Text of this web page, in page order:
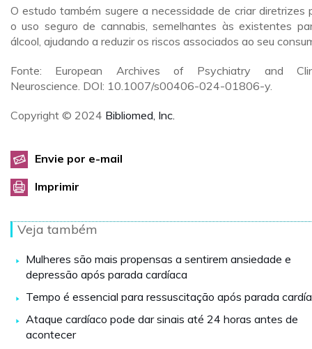
O estudo também sugere a necessidade de criar diretrizes
o uso seguro de cannabis, semelhantes às existentes
álcool, ajudando a reduzir os riscos associados ao seu
Fonte: European Archives of Psychiatry and
Neuroscience. DOI: 10.1007/s00406-024-01806-y.
Copyright © 2024 Bibliomed, Inc.
Envie por e-mail
Imprimir
Veja também
Mulheres são mais propensas a sentirem ansiedade e
depressão após parada cardíaca
Tempo é essencial para ressuscitação após parada
Ataque cardíaco pode dar sinais até 24 horas antes de
acontecer